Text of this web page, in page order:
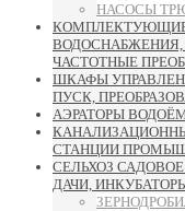
НАСОСЫ
ЧАСТОТНЫЕ
ШКАФЫ
ПУСК,
АЭРАТОРЫ
СТАНЦИИ
СЕЛЬХОЗ
ДАЧИ,